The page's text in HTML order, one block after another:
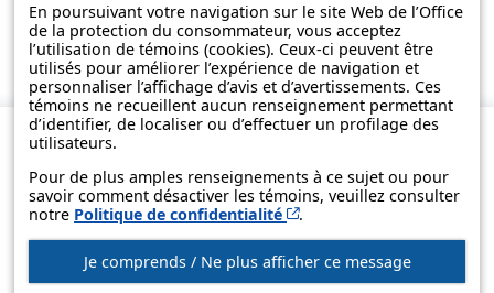
En poursuivant votre navigation sur le site Web de l’Office
de la protection du consommateur, vous acceptez
l’utilisation de témoins (cookies). Ceux-ci peuvent être
utilisés pour améliorer l’expérience de navigation et
personnaliser l’affichage d’avis et d’avertissements. Ces
témoins ne recueillent aucun renseignement permettant
d’identifier, de localiser ou d’effectuer un profilage des
utilisateurs.
Pour de plus amples renseignements à ce sujet ou pour
savoir comment désactiver les témoins, veuillez consulter
notre Politique de confidentialité Cet hyperlien s’ouvrira
.
Je comprends / Ne plus afficher ce message
L'information présentée dans cette page a été vulgarisée pour en
favoriser la compréhension. Elle ne remplace pas les textes des lois
et des règlements.